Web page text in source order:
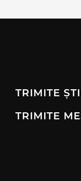
TRIMITE
TRIMITE